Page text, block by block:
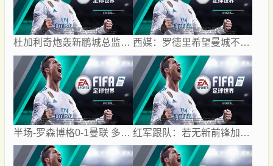
杜加利奇炮轰新鹏城总监为“小丑”：滚回家去吧，你根本不懂足球 西媒：罗德里希望曼城不要索要高价，最终转会费定为4500万+500万
半场-罗森博格0-1曼联 多尔古约罗中框齐尔克泽助攻莱西破门 红军跟队：若无新前锋加盟加克波可能顶上中锋，或维尔茨踢伪九